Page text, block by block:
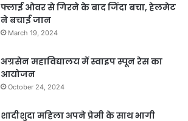
फ्लाई ओवर से गिरने के बाद जिंदा बचा, हेलमेट
ने बचाई जान
March 19, 2024
अग्रसेन महाविद्यालय में स्वाइप स्पून रेस का
आयोजन
October 24, 2024
शादीशुदा महिला अपने प्रेमी के साथ भागी